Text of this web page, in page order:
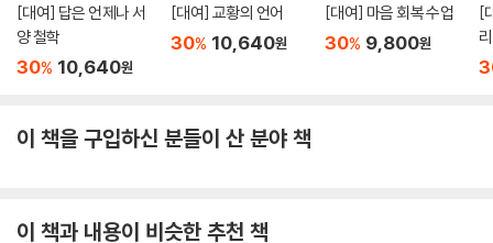
[대여] 답은 언제나 서
양 철학
30% 10,640원
[대여] 교황의 언어
30% 10,640원
[대여] 마음 회복 수업
30% 9,800원
[
이 책을 구입하신 분들이 산 분야 책
이 책과 내용이 비슷한 추천 책